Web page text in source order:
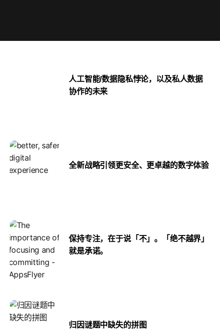
人工智能/数据隐私悖论，以及私人数据
协作的未来
全新战略引领更安全、更卓越的数字体验
保持专注，在于说「不」。「绝不越界」
就是承诺。
归因谜题中缺失的拼图